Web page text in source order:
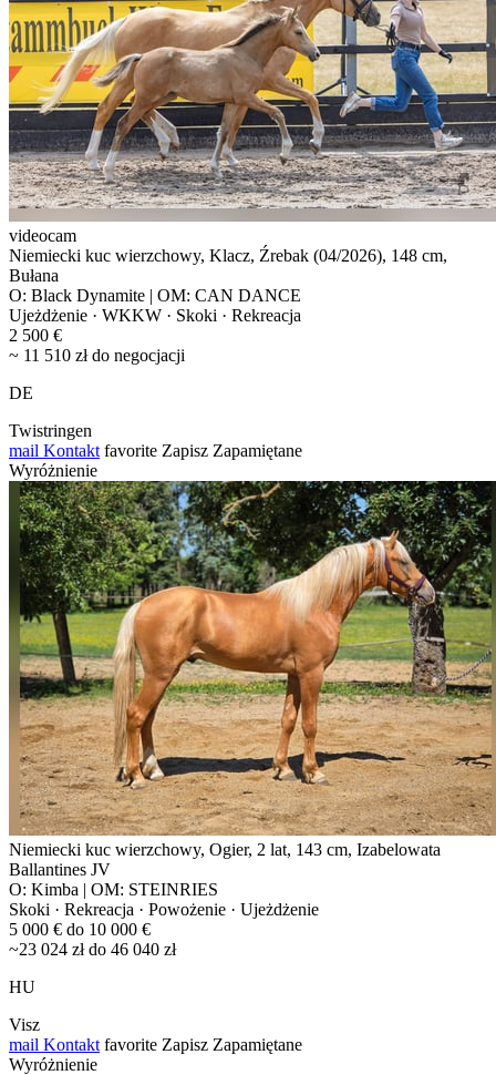
videocam
Niemiecki kuc wierzchowy, Klacz, Źrebak (04/2026), 148 cm,
Bułana
O: Black Dynamite | OM: CAN DANCE
Ujeżdżenie · WKKW · Skoki · Rekreacja
2 500 €
~ 11 510 zł do negocjacji
DE
Twistringen
mail Kontakt favorite Zapisz Zapamiętane
Wyróżnienie
Niemiecki kuc wierzchowy, Ogier, 2 lat, 143 cm, Izabelowata
Ballantines JV
O: Kimba | OM: STEINRIES
Skoki · Rekreacja · Powożenie · Ujeżdżenie
5 000 € do 10 000 €
~23 024 zł do 46 040 zł
HU
Visz
mail Kontakt favorite Zapisz Zapamiętane
Wyróżnienie